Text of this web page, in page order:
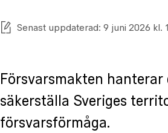
Senast uppdaterad: 9 juni 2026 kl.
Försvarsmakten
säkerställa Sveriges
försvarsförmåga.